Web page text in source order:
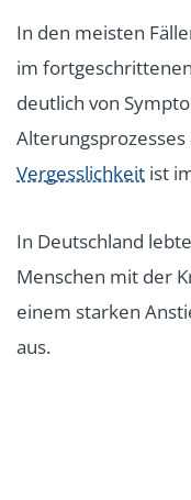
In den meisten
im
deutlich von
Vergesslichkeit ist
In Deutschland
Menschen mit der
einem starken
aus.